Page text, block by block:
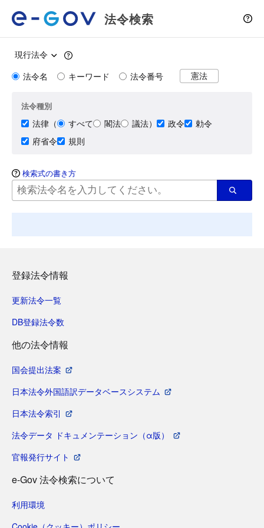
法令検索
法令名 キーワード 法令番号 憲法
法令種別
法律 （ すべて 閣法 議法） 政令
勅令
府省令
規則
検索式の書き方
登録法令情報
更新法令一覧
DB登録法令数
他の法令情報
国会提出法案
日本法令外国語訳データベースシステム
日本法令索引
法令データ ドキュメンテーション（α版）
官報発行サイト
e-Gov 法令検索について
利用環境